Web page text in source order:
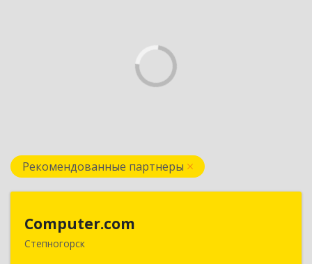
Рекомендованные партнеры
Computer.com
Степногорск
021500, Республика Казахстан, Акмолинская,